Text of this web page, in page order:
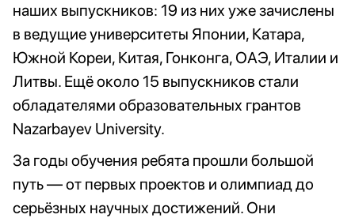
наших выпускников: 19 из них уже зачислены
в ведущие университеты Японии, Катара,
Южной Кореи, Китая, Гонконга, ОАЭ, Италии и
Литвы. Ещё около 15 выпускников стали
обладателями образовательных грантов
Nazarbayev University.
За годы обучения ребята прошли большой
путь — от первых проектов и олимпиад до
серьёзных научных достижений. Они